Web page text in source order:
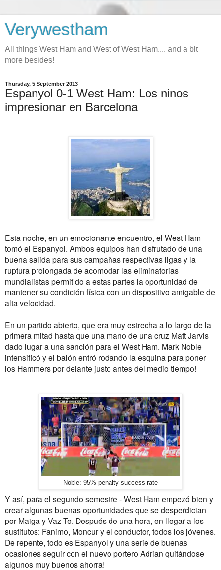
Verywestham
All things West Ham and West of West Ham.... and a bit
more besides!
Thursday, 5 September 2013
Espanyol 0-1 West Ham: Los ninos
impresionar en Barcelona
Esta noche, en un emocionante encuentro, el West Ham
tomó el Espanyol. Ambos equipos han disfrutado de una
buena salidaparasus campañas respectivas ligasy la
rupturaprolongadade acomodar laseliminatorias
mundialistaspermitido a estaspartes la oportunidad de
mantenersu condición físicacon un dispositivo amigable de
alta velocidad.
En un partido abierto, que era muyestrechaa lo largo de la
primera mitad hasta que una mano de unacruz MattJarvis
dado lugar a unasanción para el West Ham. Mark Noble
intensificó yel balón entró rodando la esquinapara poner
los Hammerspor delante justo antes del medio tiempo!
Noble: 95% penalty success rate
Y así, parael segundo semestre -West Ham empezó bien y
crearalgunasbuenas oportunidadesque se desperdician
por MaigayVaz Te. Después de una hora, en llegara los
sustitutos: Fanimo, Moncury el conductor, todos los jóvenes.
De repente, todo es Espanyol y una serie de buenas
ocasionesseguircon el nuevo portero Adrian quitándose
algunos muybuenosahorra!